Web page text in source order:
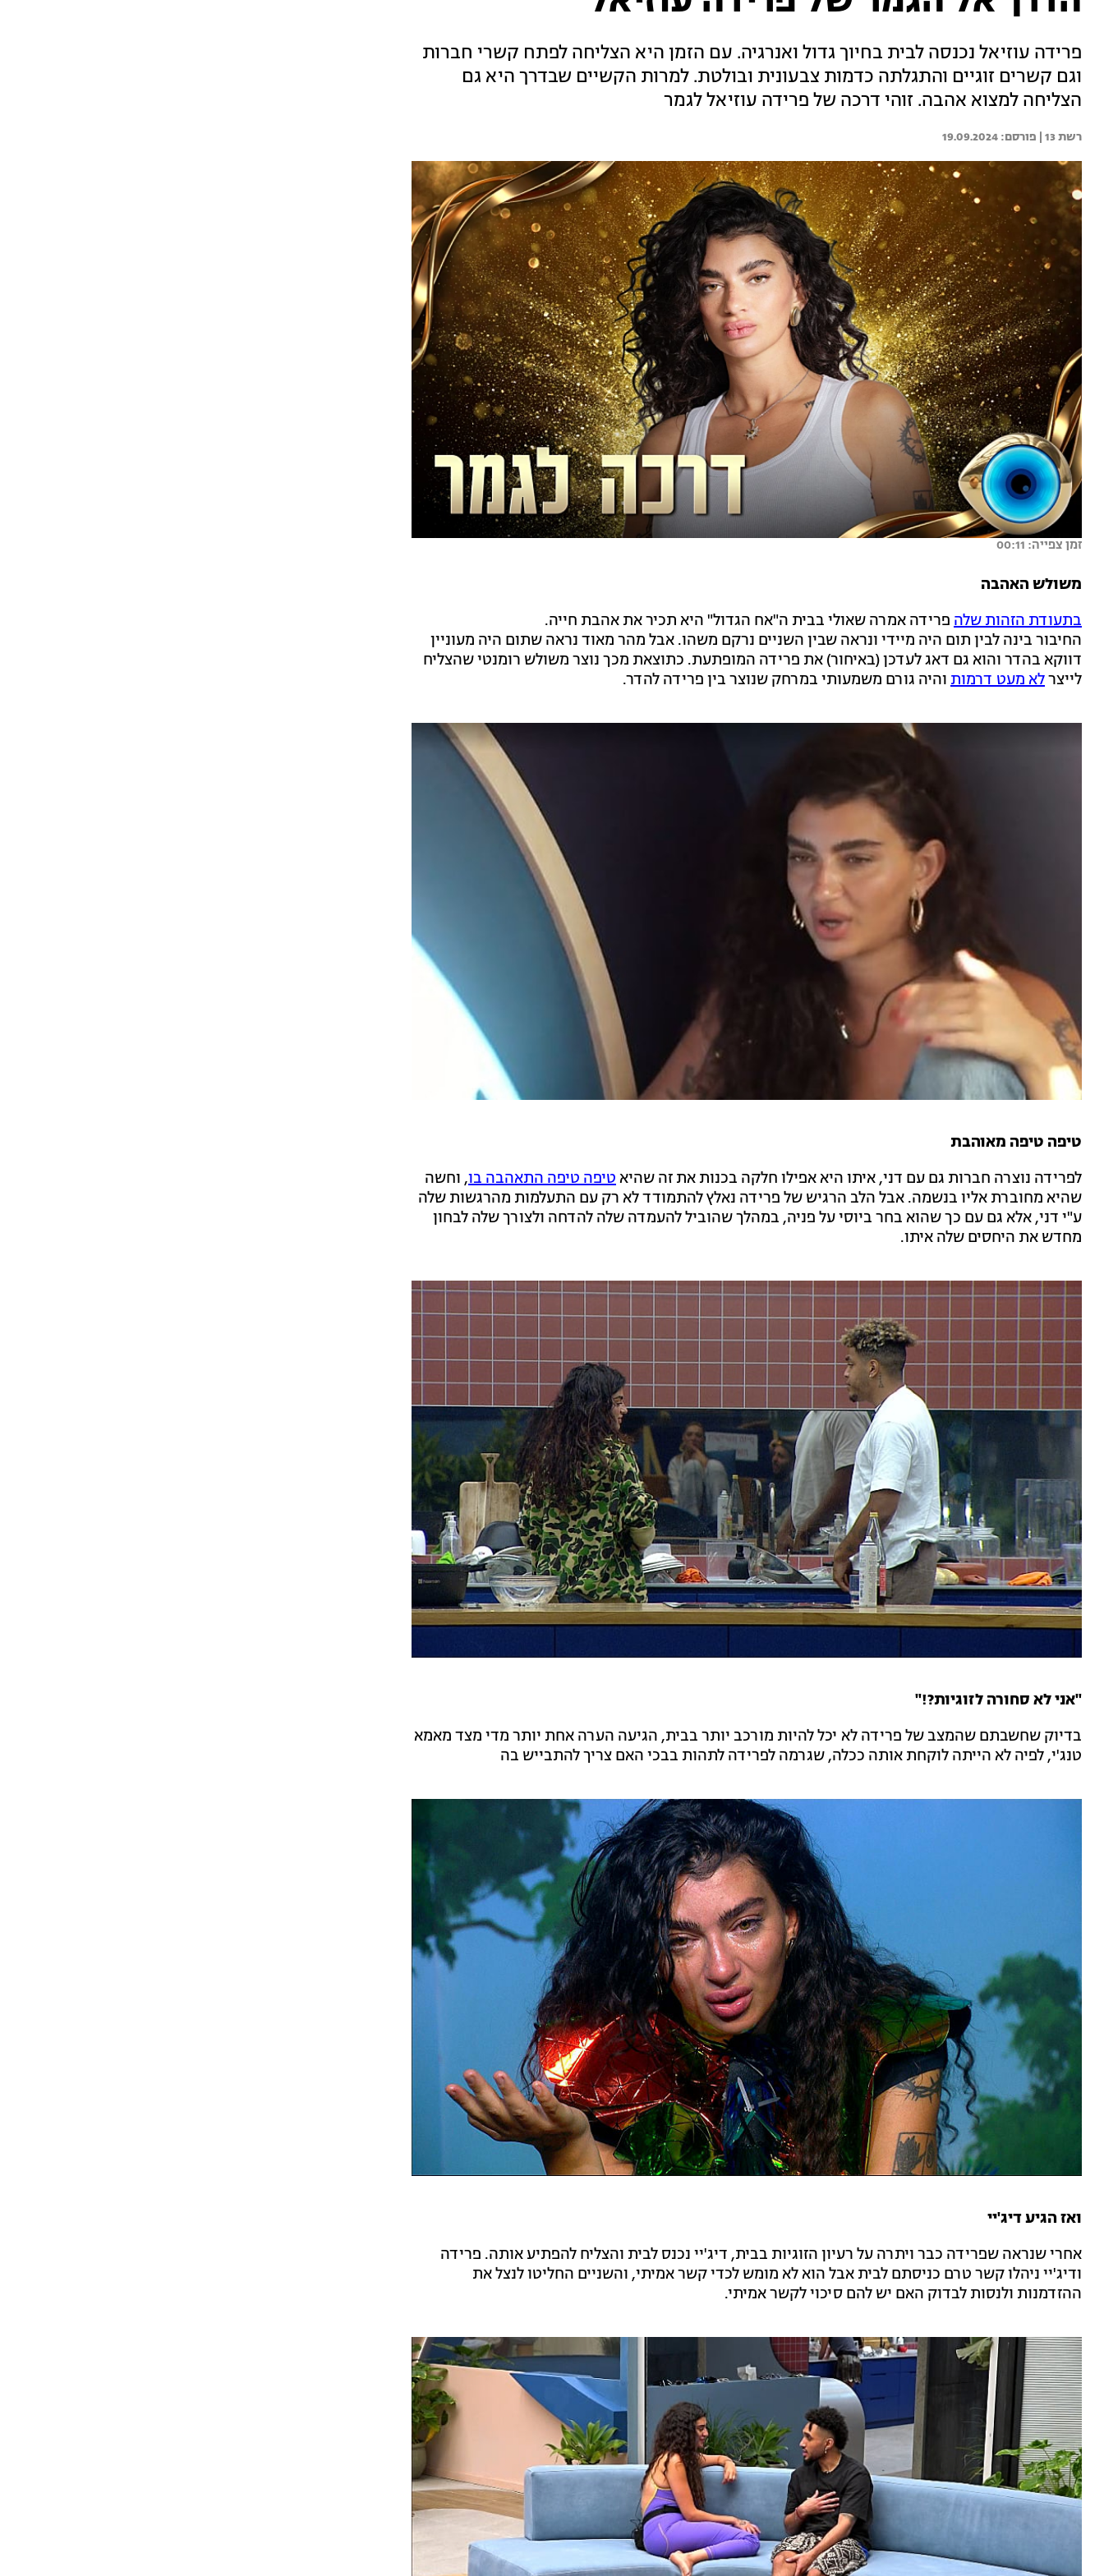
פרידה עוזיאל נכנסה לבית בחיוך גדול ואנרגיה. עם הזמן היא הצליחה לפתח קשרי חברות
וגם קשרים זוגיים והתגלתה כדמות צבעונית ובולטת. למרות הקשיים שבדרך היא גם
הצליחה למצוא אהבה. זוהי דרכה של פרידה עוזיאל לגמר
רשת 13 | 19.09.2024
זמן צפייה: 00:11
משולש האהבה
בתעודת הזהות שלה פרידה אמרה שאולי בבית ה"אח הגדול" היא תכיר את אהבת חייה.
החיבור בינה לבין תום היה מיידי ונראה שבין השניים נרקם משהו. אבל מהר מאוד נראה שתום היה מעוניין
דווקא בהדר והוא גם דאג לעדכן (באיחור) את פרידה המופתעת. כתוצאת מכך נוצר משולש רומנטי שהצליח
לייצרלא מעט דרמות והיה גורם משמעותי במרחק שנוצר בין פרידה להדר.
טיפה טיפה מאוהבת
לפרידה נוצרה חברות גם עם דני, איתו היא אפילו חלקה בכנות את זה שהיאטיפה טיפה התאהבה בו, וחשה
שהיא מחוברת אליו בנשמה. אבל הלב הרגיש של פרידה נאלץ להתמודד לא רק עם התעלמות מהרגשות שלה
ע"י דני, אלא גם עם כך שהוא בחר ביוסי על פניה, במהלך שהוביל להעמדה שלה להדחה ולצורך שלה לבחון
מחדש את היחסים שלה איתו.
"אני לא סחורה לזוגיות?!"
בדיוק שחשבתם שהמצב של פרידה לא יכל להיות מורכב יותר בבית, הגיעה הערה אחת יותר מדי מצד מאמא
טנג'י, לפיה לא הייתה לוקחת אותה ככלה, שגרמה לפרידה לתהות בבכי האם צריך להתבייש בה
ואז הגיע דיג'יי
אחרי שנראה שפרידה כבר ויתרה על רעיון הזוגיות בבית, דיג'יי נכנס לבית והצליח להפתיע אותה. פרידה
ודיג'יי ניהלו קשר טרם כניסתם לבית אבל הוא לא מומש לכדי קשר אמיתי, והשניים החליטו לנצל את
ההזדמנות ולנסות לבדוק האם יש להם סיכוי לקשר אמיתי.